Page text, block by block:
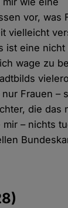
vor, was
vielleicht
ist eine
wage zu
Frauen –
die das
– nichts